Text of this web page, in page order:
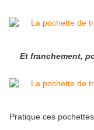
Et franchement,
Pratique ces